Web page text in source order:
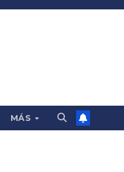
MÁS